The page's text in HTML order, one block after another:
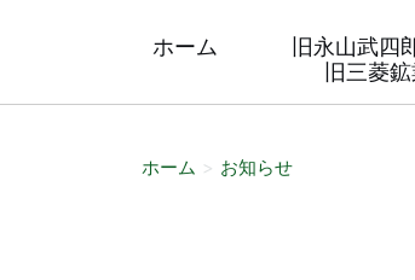
ホーム
旧永山武四
旧三菱
ホーム お知らせ